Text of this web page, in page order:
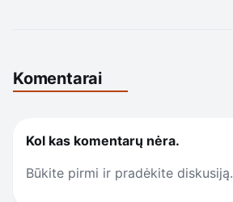
Komentarai
Kol kas komentarų nėra.
Būkite pirmi ir pradėkite diskusiją.